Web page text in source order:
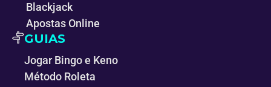
Blackjack
Apostas Online
GUIAS
Jogar Bingo e Keno
Método Roleta